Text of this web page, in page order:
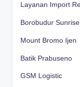
Layanan Import
Borobudur Sunrise
Mount Bromo Ijen
Batik Prabuseno
GSM Logistic